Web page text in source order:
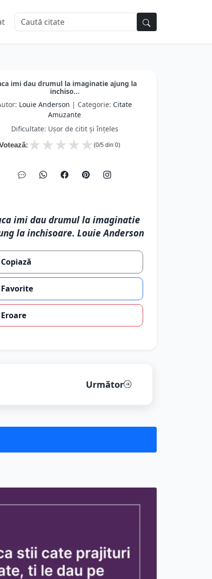
imi dau drumul la imaginatie ajung la
inchiso...
Louie Anderson | Categorie: Citate
Amuzante
Dificultate: Ușor de citit și înțeles
★
★
★
★
★ (0/5 din 0)
imi dau drumul la imaginatie
la inchisoare. Louie Anderson
Copiază
Favorite
Eroare
Următor